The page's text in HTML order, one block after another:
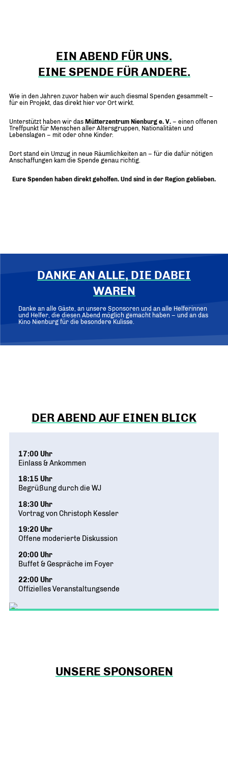
EIN ABEND FÜR UNS.
EINE SPENDE FÜR ANDERE.
Wie in den Jahren zuvor haben wir auch diesmal Spenden gesammelt –
für ein Projekt, das direkt hier vor Ort wirkt.
Unterstützt haben wir das Mütterzentrum Nienburg e. V. – einen offenen
Treffpunkt für Menschen aller Altersgruppen, Nationalitäten und
Lebenslagen – mit oder ohne Kinder.
Dort stand ein Umzug in neue Räumlichkeiten an – für die dafür nötigen
Anschaffungen kam die Spende genau richtig.
Eure Spenden haben direkt geholfen. Und sind in der Region geblieben.
DANKE AN ALLE, DIE DABEI
WAREN
Danke an alle Gäste, an unsere Sponsoren und an alle Helferinnen
und Helfer, die diesen Abend möglich gemacht haben – und an das
Kino Nienburg für die besondere Kulisse.
DER ABEND AUF EINEN BLICK
17:00 Uhr
Einlass & Ankommen
18:15 Uhr
Begrüßung durch die WJ
18:30 Uhr
Vortrag von Christoph Kessler
19:20 Uhr
Offene moderierte Diskussion
20:00 Uhr
Buffet & Gespräche im Foyer
22:00 Uhr
Offizielles Veranstaltungsende
UNSERE SPONSOREN